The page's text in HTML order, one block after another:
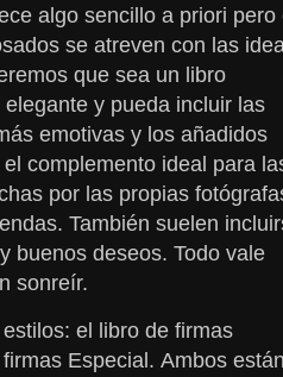
algo sencillo a priori pero
se atreven con las
que sea un libro
y pueda incluir las
emotivas y los añadidos
complemento ideal para
por las propias
También suelen
buenos deseos. Todo vale
sonreír.
el libro de firmas
Especial. Ambos